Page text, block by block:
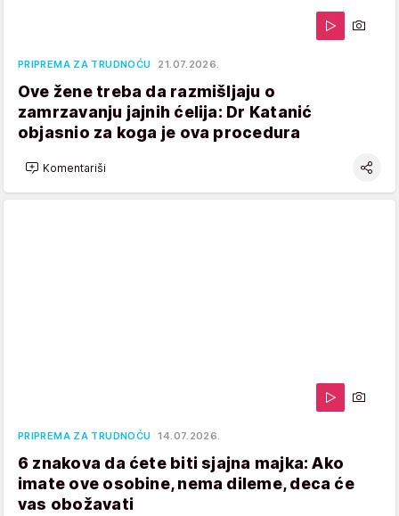
PRIPREMA ZA TRUDNOĆU 21.07.2026.
Ove žene treba da razmišljaju o
zamrzavanju jajnih ćelija: Dr Katanić
objasnio za koga je ova procedura
Komentariši
PRIPREMA ZA TRUDNOĆU 14.07.2026.
6 znakova da ćete biti sjajna majka: Ako
imate ove osobine, nema dileme, deca će
vas obožavati